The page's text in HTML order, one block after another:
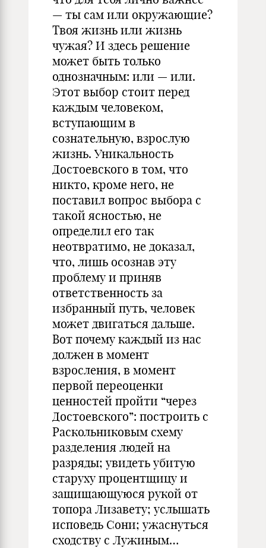
— ты сам или окружающие?
Твоя жизнь или жизнь
чужая? И здесь решение
может быть только
однозначным: или — или.
Этот выбор стоит перед
каждым человеком,
вступающим в
сознательную, взрослую
жизнь. Уникальность
Достоевского в том, что
никто, кроме него, не
поставил вопрос выбора с
такой ясностью, не
определил его так
неотвратимо, не доказал,
что, лишь осознав эту
проблему и приняв
ответственность за
избранный путь, человек
может двигаться дальше.
Вот почему каждый из нас
должен в момент
взросления, в момент
первой переоценки
ценностей пройти “через
Достоевского”: построить с
Раскольниковым схему
разделения людей на
разряды; увидеть убитую
старуху процентщицу и
защищающуюся рукой от
топора Лизавету; услышать
исповедь Сони; ужаснуться
сходству с Лужиным…